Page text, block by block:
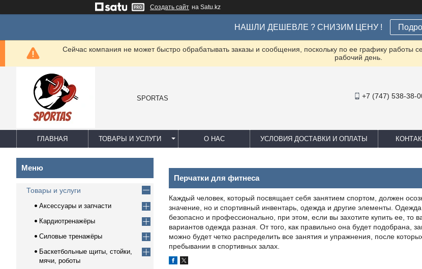
Создать сайт на Satu.kz
НАШЛИ ДЕШЕВЛЕ ? СНИЗИМ ЦЕНУ !
Сейчас компания не может быстро обрабатывать заказы и сообщения, поскольку по ее графику работы
рабочий день.
SPORTAS +7 (747) 538-38-
ГЛАВНАЯ ТОВАРЫ И УСЛУГИ О НАС УСЛОВИЯ ДОСТАВКИ И ОПЛАТЫ
Перчатки для фитнеса
Каждый человек, который посвящает себя занятием спортом, должен
значение, но и спортивный инвентарь, одежда и другие элементы.
безопасно и профессионально, при этом, если вы захотите купить ее, то
вариантов одежда разная. От того, как правильно она будет подобрана,
можно будет четко распределить все занятия и упражнения, после
пребывании в спортивных залах.
Товары и услуги
Аксессуары и запчасти
Кардиотренажёры
Силовые тренажёры
Баскетбольные щиты, стойки,
мячи, роботы